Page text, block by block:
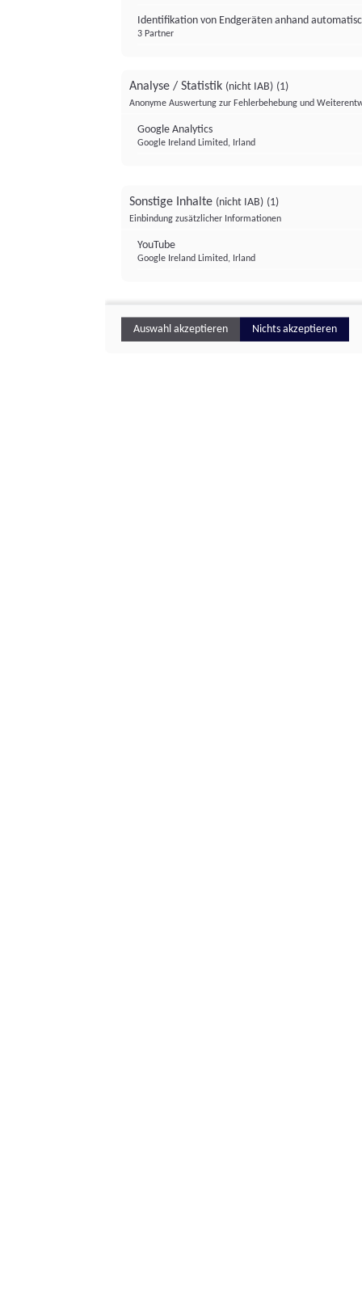
Identifikation von Endgeräten anhand
3 Partner
Analyse / Statistik (nicht IAB) (1)
Anonyme Auswertung zur Fehlerbehebung und
Google Analytics
Google Ireland Limited, Irland
Sonstige Inhalte (nicht IAB) (1)
Einbindung zusätzlicher Informationen
YouTube
Google Ireland Limited, Irland
Auswahl akzeptieren Nichts akzeptieren